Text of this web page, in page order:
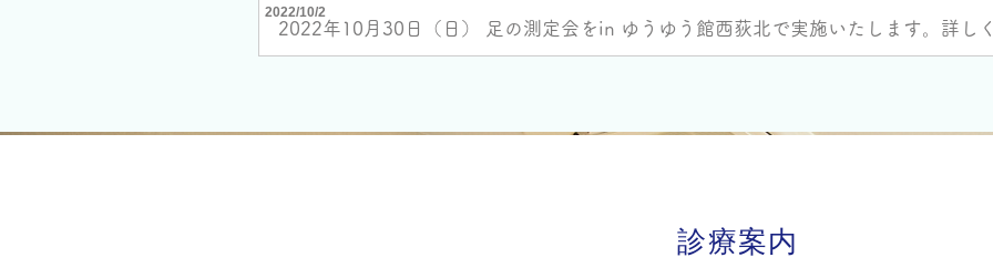
2022/10/2
2022年10月30日（日） 足の測定会をin ゆうゆう館西荻北で実施いたします。詳し
診療案内